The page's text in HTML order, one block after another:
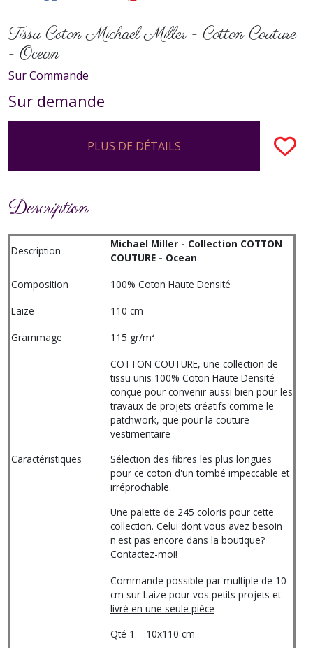
Tissu Coton Michael Miller - Cotton Couture
- Ocean
Sur Commande
Sur demande
PLUS DE DÉTAILS
Description
Description
Michael Miller - Collection COTTON
COUTURE - Ocean
Composition
100% Coton Haute Densité
Laize
110 cm
Grammage
115 gr/m²
Caractéristiques
COTTON COUTURE, une collection de
tissu unis 100% Coton Haute Densité
conçue pour convenir aussi bien pour les
travaux de projets créatifs comme le
patchwork, que pour la couture
vestimentaire
Sélection des fibres les plus longues
pour ce coton d'un tombé impeccable et
irréprochable.
Une palette de 245 coloris pour cette
collection. Celui dont vous avez besoin
n'est pas encore dans la boutique?
Contactez-moi!
Commande possible par multiple de 10
cm sur Laize pour vos petits projets et
livré en une seule pièce
Qté 1 = 10x110 cm